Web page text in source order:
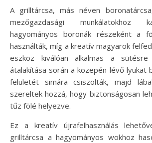
A grilltárcsa, más néven
mezőgazdasági munkálatokhoz
hagyományos boronák részeként a
használták, míg a kreatív magyarok
eszköz kiválóan alkalmas a
átalakítása során a közepén lévő lyukat
felületét simára csiszolták, majd
szereltek hozzá, hogy biztonságosan
tűz fölé helyezve.
Ez a kreatív újrafelhasználás
grilltárcsa a hagyományos wokhoz